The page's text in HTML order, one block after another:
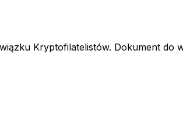
Kryptofilatelistów. Dokument do